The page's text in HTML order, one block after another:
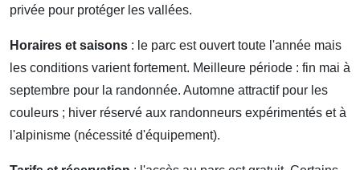
privée pour protéger les vallées.
Horaires et saisons : le parc est ouvert toute l'année mais
les conditions varient fortement. Meilleure période : fin mai à
septembre pour la randonnée. Automne attractif pour les
couleurs ; hiver réservé aux randonneurs expérimentés et à
l'alpinisme (nécessité d'équipement).